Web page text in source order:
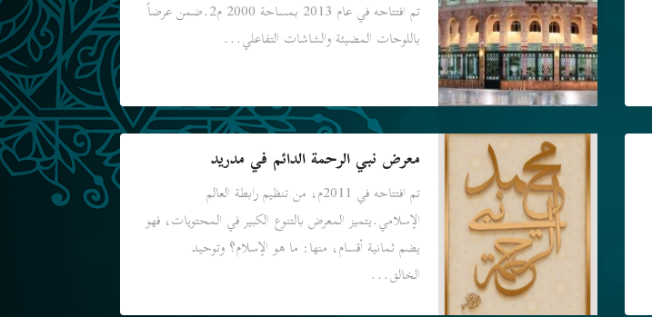
تم افتتاحه في عام 2013 بمساحة 2000 م2.ضمن عرضاً
باللوحات المضيئة والشاشات التفاعلي...
معرض نبي الرحمة الدائم في مدريد
تم افتتاحه في 2011م، من تنظيم رابطة العالم
الإسلامي.يتميز المعرض بالتنوع الكبير في المحتويات، فهو
يضم ثمانية أقسام، منها: ما هو الإسلام؟ وتوحيد
الخالق...